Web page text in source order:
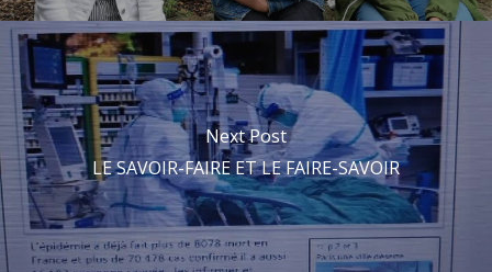
Next Post
LE SAVOIR-FAIRE ET LE FAIRE-SAVOIR